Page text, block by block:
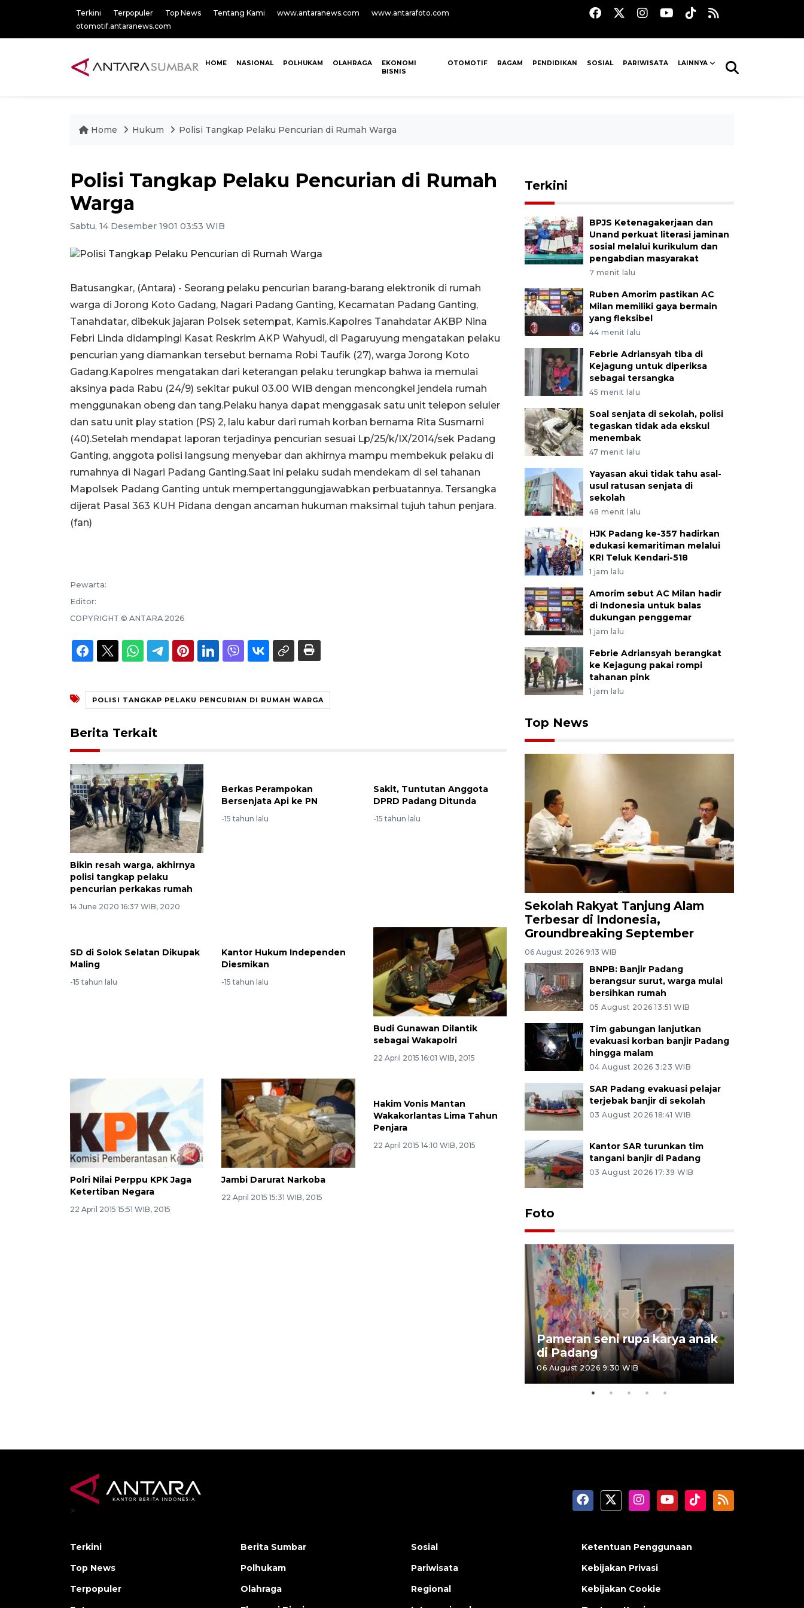
Terkini Terpopuler Top News Tentang Kami www.antaranews.com
www.antarafoto.com
otomotif.antaranews.com
HOME NASIONAL POLHUKAM OLAHRAGA
EKONOMI
BISNIS
OTOMOTIF RAGAM PENDIDIKAN SOSIAL PARIWISATA LAINNYA
Home Hukum Polisi Tangkap Pelaku Pencurian di Rumah Warga
Polisi Tangkap Pelaku Pencurian di Rumah
Warga
Sabtu, 14 Desember 1901 03:53 WIB
Batusangkar, (Antara) - Seorang pelaku pencurian barang-barang elektronik di rumah
warga di Jorong Koto Gadang, Nagari Padang Ganting, Kecamatan Padang Ganting,
Tanahdatar, dibekuk jajaran Polsek setempat, Kamis.Kapolres Tanahdatar AKBP Nina
Febri Linda didampingi Kasat Reskrim AKP Wahyudi, di Pagaruyung mengatakan pelaku
pencurian yang diamankan tersebut bernama Robi Taufik (27), warga Jorong Koto
Gadang.Kapolres mengatakan dari keterangan pelaku terungkap bahwa ia memulai
aksinya pada Rabu (24/9) sekitar pukul 03.00 WIB dengan mencongkel jendela rumah
menggunakan obeng dan tang.Pelaku hanya dapat menggasak satu unit telepon seluler
dan satu unit play station (PS) 2, lalu kabur dari rumah korban bernama Rita Susmarni
(40).Setelah mendapat laporan terjadinya pencurian sesuai Lp/25/k/IX/2014/sek Padang
Ganting, anggota polisi langsung menyebar dan akhirnya mampu membekuk pelaku di
rumahnya di Nagari Padang Ganting.Saat ini pelaku sudah mendekam di sel tahanan
Mapolsek Padang Ganting untuk mempertanggungjawabkan perbuatannya. Tersangka
dijerat Pasal 363 KUH Pidana dengan ancaman hukuman maksimal tujuh tahun penjara.
(fan)
Pewarta:
Editor:
COPYRIGHT © ANTARA 2026
POLISI TANGKAP PELAKU PENCURIAN DI RUMAH WARGA
Berita Terkait
Bikin resah warga, akhirnya
polisi tangkap pelaku
pencurian perkakas rumah
14 June 2020 16:37 WIB, 2020
Berkas Perampokan
Bersenjata Api ke PN
-15 tahun lalu
Sakit, Tuntutan Anggota
DPRD Padang Ditunda
-15 tahun lalu
SD di Solok Selatan Dikupak
Maling
-15 tahun lalu
Kantor Hukum Independen
Diesmikan
-15 tahun lalu
Budi Gunawan Dilantik
sebagai Wakapolri
22 April 2015 16:01 WIB, 2015
Polri Nilai Perppu KPK Jaga
Ketertiban Negara
22 April 2015 15:51 WIB, 2015
Jambi Darurat Narkoba
22 April 2015 15:31 WIB, 2015
Hakim Vonis Mantan
Wakakorlantas Lima Tahun
Penjara
22 April 2015 14:10 WIB, 2015
Terkini
BPJS Ketenagakerjaan dan
Unand perkuat literasi jaminan
sosial melalui kurikulum dan
pengabdian masyarakat
7 menit lalu
Ruben Amorim pastikan AC
Milan memiliki gaya bermain
yang fleksibel
44 menit lalu
Febrie Adriansyah tiba di
Kejagung untuk diperiksa
sebagai tersangka
45 menit lalu
Soal senjata di sekolah, polisi
tegaskan tidak ada ekskul
menembak
47 menit lalu
Yayasan akui tidak tahu asal-
usul ratusan senjata di
sekolah
48 menit lalu
HJK Padang ke-357 hadirkan
edukasi kemaritiman melalui
KRI Teluk Kendari-518
1 jam lalu
Amorim sebut AC Milan hadir
di Indonesia untuk balas
dukungan penggemar
1 jam lalu
Febrie Adriansyah berangkat
ke Kejagung pakai rompi
tahanan pink
1 jam lalu
Top News
Sekolah Rakyat Tanjung Alam
Terbesar di Indonesia,
Groundbreaking September
06 August 2026 9:13 WIB
BNPB: Banjir Padang
berangsur surut, warga mulai
bersihkan rumah
05 August 2026 13:51 WIB
Tim gabungan lanjutkan
evakuasi korban banjir Padang
hingga malam
04 August 2026 3:23 WIB
SAR Padang evakuasi pelajar
terjebak banjir di sekolah
03 August 2026 18:41 WIB
Kantor SAR turunkan tim
tangani banjir di Padang
03 August 2026 17:39 WIB
Foto
Pameran seni rupa karya anak
di Padang
06 August 2026 9:30 WIB
>
Terkini
Top News
Terpopuler
Berita Sumbar
Polhukam
Olahraga
Sosial
Pariwisata
Regional
Ketentuan Penggunaan
Kebijakan Privasi
Kebijakan Cookie